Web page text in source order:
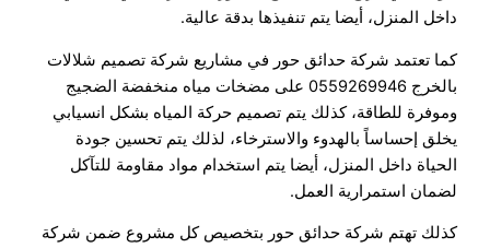
داخل المنزل، أيضا يتم تنفيذها بدقة عالية.
كما تعتمد شركة حدائق حور في مشاريع شركة تصميم شلالات
بالخرج 0559269946 على مضخات مياه منخفضة الضجيج
وموفرة للطاقة، كذلك يتم تصميم حركة المياه بشكل انسيابي
يخلق إحساساً بالهدوء والاسترخاء، لذلك يتم تحسين جودة
الحياة داخل المنزل، أيضا يتم استخدام مواد مقاومة للتآكل
لضمان استمرارية العمل.
كذلك تهتم شركة حدائق حور بتخصيص كل مشروع ضمن شركة